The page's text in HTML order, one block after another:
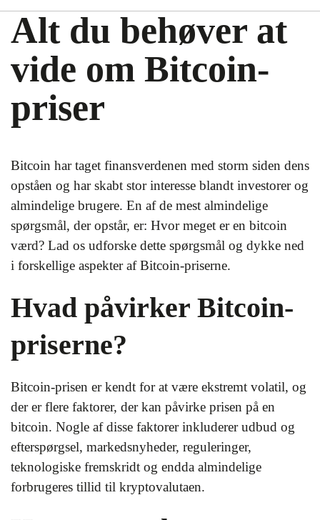
Alt du behøver at
vide om Bitcoin-
priser
Bitcoin har taget finansverdenen med storm siden dens
opståen og har skabt stor interesse blandt investorer og
almindelige brugere. En af de mest almindelige
spørgsmål, der opstår, er: Hvor meget er en bitcoin
værd? Lad os udforske dette spørgsmål og dykke ned
i forskellige aspekter af Bitcoin-priserne.
Hvad påvirker Bitcoin-
priserne?
Bitcoin-prisen er kendt for at være ekstremt volatil, og
der er flere faktorer, der kan påvirke prisen på en
bitcoin. Nogle af disse faktorer inkluderer udbud og
efterspørgsel, markedsnyheder, reguleringer,
teknologiske fremskridt og endda almindelige
forbrugeres tillid til kryptovalutaen.